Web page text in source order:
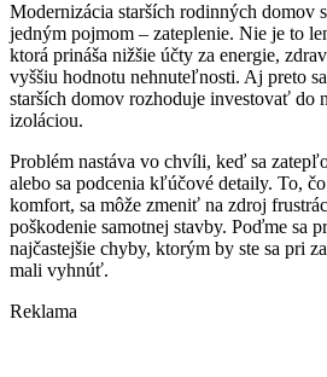
Modernizácia starších rodinných domov
jedným pojmom – zateplenie. Nie je to
ktorá prináša nižšie účty za energie,
vyššiu hodnotu nehnuteľnosti. Aj preto
starších domov rozhoduje investovať do
izoláciou.
Problém nastáva vo chvíli, keď sa
alebo sa podcenia kľúčové detaily. To,
komfort, sa môže zmeniť na zdroj
poškodenie samotnej stavby. Poďme sa
najčastejšie chyby, ktorým by ste sa pri
mali vyhnúť.
Reklama